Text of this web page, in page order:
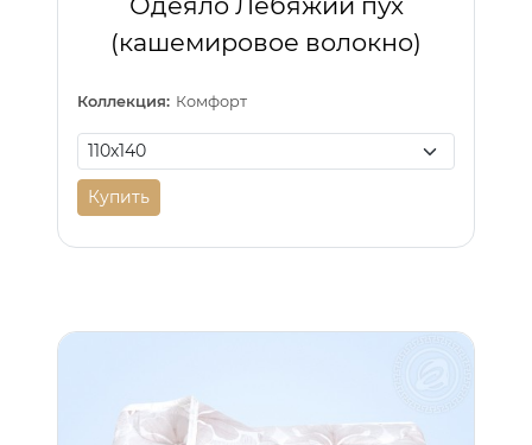
(кашемировое волокно)
Коллекция: Комфорт
Купить